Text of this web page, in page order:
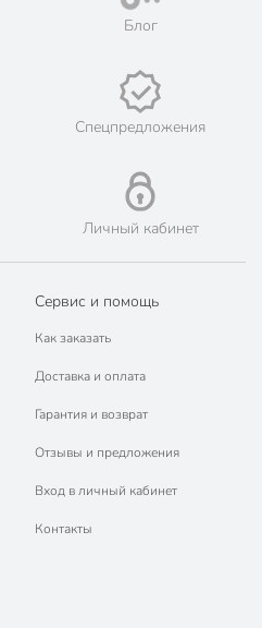
Блог
Спецпредложения
Личный кабинет
Сервис и помощь
Как заказать
Доставка и оплата
Гарантия и возврат
Отзывы и предложения
Вход в личный кабинет
Контакты